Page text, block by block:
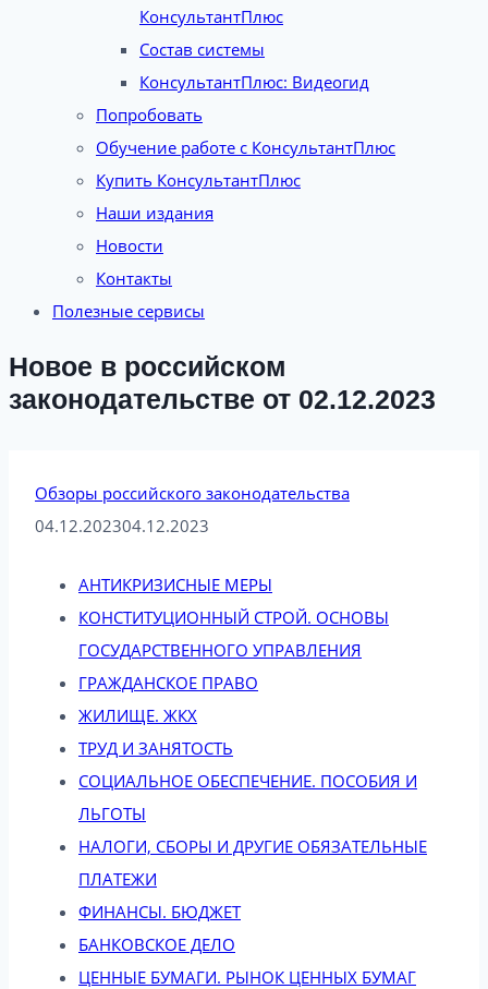
КонсультантПлюс
Состав системы
КонсультантПлюс: Видеогид
Попробовать
Обучение работе с КонсультантПлюс
Купить КонсультантПлюс
Наши издания
Новости
Контакты
Полезные сервисы
Новое в российском
законодательстве от 02.12.2023
Обзоры российского законодательства
04.12.202304.12.2023
АНТИКРИЗИСНЫЕ МЕРЫ
КОНСТИТУЦИОННЫЙ СТРОЙ. ОСНОВЫ
ГОСУДАРСТВЕННОГО УПРАВЛЕНИЯ
ГРАЖДАНСКОЕ ПРАВО
ЖИЛИЩЕ. ЖКХ
ТРУД И ЗАНЯТОСТЬ
СОЦИАЛЬНОЕ ОБЕСПЕЧЕНИЕ. ПОСОБИЯ И
ЛЬГОТЫ
НАЛОГИ, СБОРЫ И ДРУГИЕ ОБЯЗАТЕЛЬНЫЕ
ПЛАТЕЖИ
ФИНАНСЫ. БЮДЖЕТ
БАНКОВСКОЕ ДЕЛО
ЦЕННЫЕ БУМАГИ. РЫНОК ЦЕННЫХ БУМАГ